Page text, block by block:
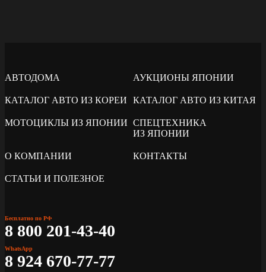
АВТОДОМА АУКЦИОНЫ ЯПОНИИ
КАТАЛОГ АВТО ИЗ КОРЕИ КАТАЛОГ АВТО ИЗ КИТАЯ
МОТОЦИКЛЫ ИЗ ЯПОНИИ СПЕЦТЕХНИКА
ИЗ ЯПОНИИ
О КОМПАНИИ КОНТАКТЫ
СТАТЬИ И ПОЛЕЗНОЕ
Бесплатно по РФ
8 800 201-43-40
WhatsApp
8 924 670-77-77